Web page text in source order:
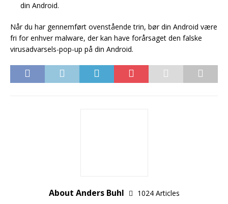
din Android.
Når du har gennemført ovenstående trin, bør din Android være
fri for enhver malware, der kan have forårsaget den falske
virusadvarsels-pop-up på din Android.
About Anders Buhl
1024 Articles